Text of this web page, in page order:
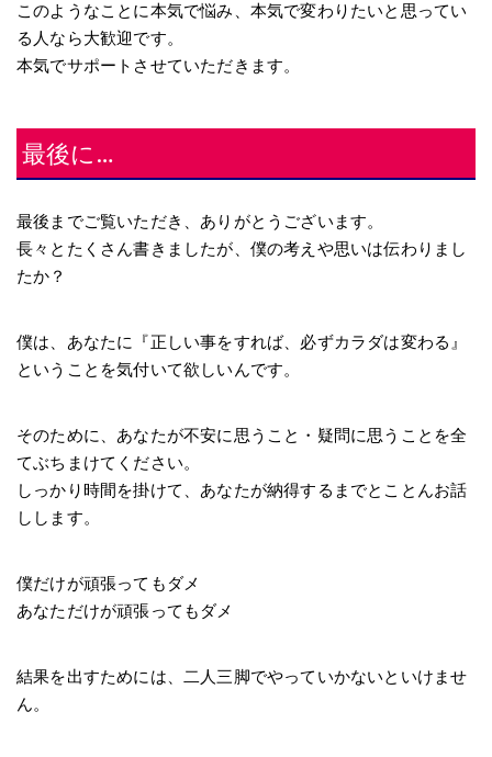
このようなことに本気で悩み、本気で変わりたいと思ってい
る人なら大歓迎です。
本気でサポートさせていただきます。
最後に…
最後までご覧いただき、ありがとうございます。
長々とたくさん書きましたが、 僕の考えや思いは伝わりまし
たか？
僕は、あなたに『正しい事をすれば、必ずカラダは変わる』
ということを気付いて欲しいんです。
そのために、あなたが不安に思うこと・疑問に思うことを全
てぶちまけてください。
しっかり時間を掛けて、あなたが納得するまでとことんお話
しします。
僕だけが頑張ってもダメ
あなただけが頑張ってもダメ
結果を出すためには、二人三脚でやっていかないといけませ
ん。